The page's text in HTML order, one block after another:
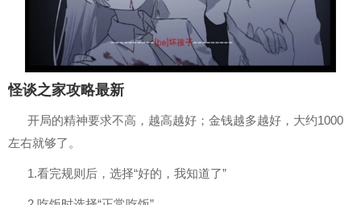
怪谈之家攻略最新
开局的精神要求不高，越高越好；金钱越多越好，大约1000
左右就够了。
1.看完规则后，选择“好的，我知道了”